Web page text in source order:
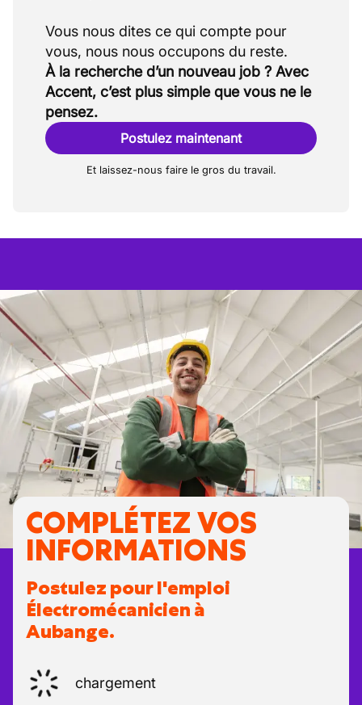
Vous nous dites ce qui compte pour
À la recherche d’un nouveau job ? Avec
Accent, c’est plus simple que vous ne le
pensez.
Postulez maintenant
Et laissez-nous faire le gros du travail.
COMPLÉTEZ VOS
INFORMATIONS
Postulez pour l'emploi
Électromécanicien à
Aubange.
chargement